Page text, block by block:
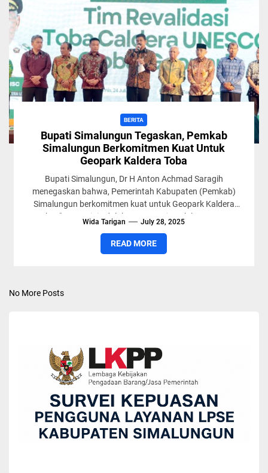
BERITA
Bupati Simalungun Tegaskan, Pemkab
Simalungun Berkomitmen Kuat Untuk
Geopark Kaldera Toba
Bupati Simalungun, Dr H Anton Achmad Saragih
menegaskan bahwa, Pemerintah Kabupaten (Pemkab)
Simalungun berkomitmen kuat untuk Geopark Kaldera
Toba. "Karena ini adalah tanggung jawab bersama...
Wida Tarigan July 28, 2025
READ MORE
No More Posts